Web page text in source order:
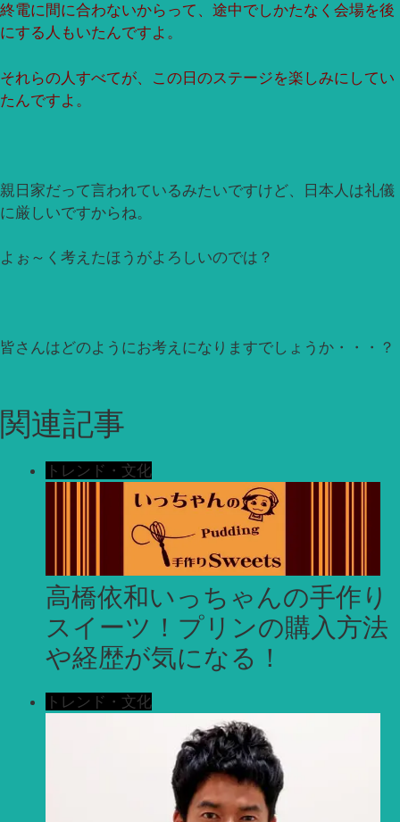
終電に間に合わないからって、途中でしかたなく会場を後
にする人もいたんですよ。
それらの人すべてが、この日のステージを楽しみにしてい
たんですよ。
親日家だって言われているみたいですけど、日本人は礼儀
に厳しいですからね。
よぉ～く考えたほうがよろしいのでは？
皆さんはどのようにお考えになりますでしょうか・・・？
関連記事
トレンド・文化
高橋依和いっちゃんの手作り
スイーツ！プリンの購入方法
や経歴が気になる！
トレンド・文化